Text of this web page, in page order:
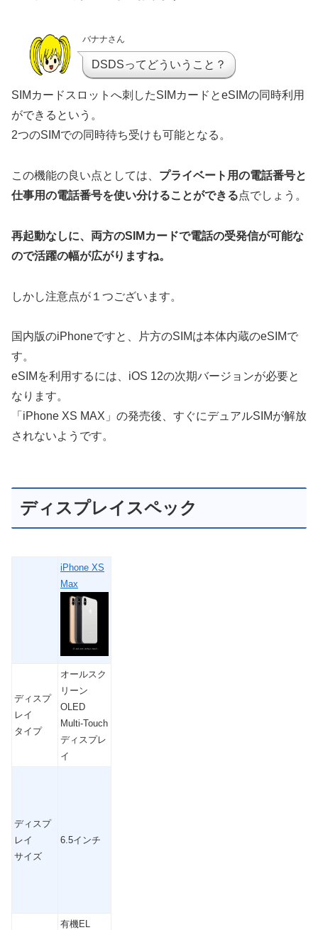
バナナさん
DSDSってどういうこと？
SIMカードスロットへ刺したSIMカードとeSIMの同時利用
ができるという。
2つのSIMでの同時待ち受けも可能となる。
この機能の良い点としては、 プライベート用の電話番号と
仕事用の電話番号を使い分けることができる点でしょう。
再起動なしに、両方のSIMカードで電話の受発信が可能な
ので活躍の幅が広がりますね。
しかし注意点が１つございます。
国内版のiPhoneですと、片方のSIMは本体内蔵のeSIMで
す。
eSIMを利用するには、iOS 12の次期バージョンが必要と
なります。
「iPhone XS MAX」の発売後、すぐにデュアルSIMが解放
されないようです。
ディスプレイスペック
iPhone XS
Max
ディスプ
レイ
タイプ
オールスク
リーン
OLED
Multi‑Touch
ディスプレ
イ
ディスプ
レイ
サイズ
6.5インチ
有機EL